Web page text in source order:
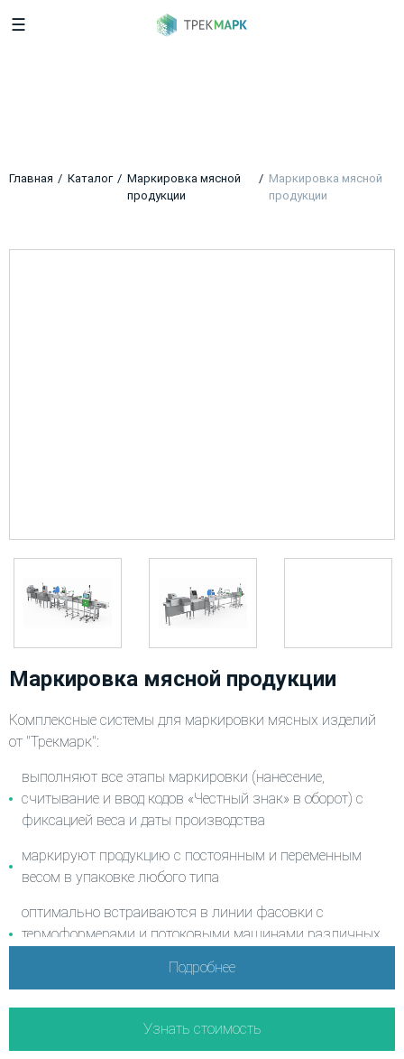
☰
Главная Каталог
Маркировка мясной
продукции
Маркировка мясной
продукции
Маркировка мясной продукции
Комплексные системы для маркировки мясных изделий
от "Трекмарк":
выполняют все этапы маркировки (нанесение,
считывание и ввод кодов «Честный знак» в оборот) с
фиксацией веса и даты производства
маркируют продукцию с постоянным и переменным
весом в упаковке любого типа
оптимально встраиваются в линии фасовки с
термоформерами и потоковыми машинами различных
взаимодействуют с ПО фасовочного оборудования на
линии
поддерживаютвсе типы нанесения индивидуальных
Подробнее
Узнать стоимость